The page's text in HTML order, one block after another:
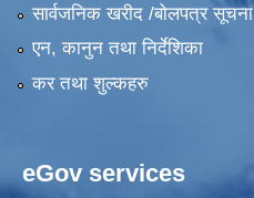
सार्वजनिक खरीद /बोलपत्र सूचना
एन, कानुन तथा निर्देशिका
कर तथा शुल्कहरु
eGov services